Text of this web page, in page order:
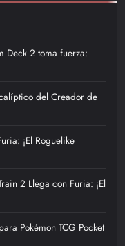
Deck 2 toma fuerza:
del Creador de
¡El Roguelike
2 Llega con Furia: ¡El
Pokémon TCG Pocket